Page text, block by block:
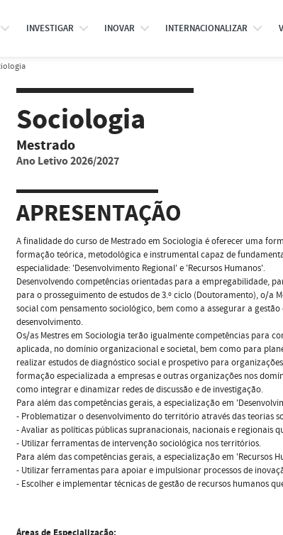
INVESTIGAR INOVAR INTERNACIONALIZAR
Sociologia
Mestrado
Ano Letivo 2026/2027
APRESENTAÇÃO
A finalidade do curso de Mestrado em Sociologia é oferecer uma
formação teórica, metodológica e instrumental capaz de
especialidade: 'Desenvolvimento Regional' e 'Recursos Humanos'.
Desenvolvendo competências orientadas para a empregabilidade,
para o prosseguimento de estudos de 3.º ciclo (Doutoramento), o/
social com pensamento sociológico, bem como a assegurar a
desenvolvimento.
Os/as Mestres em Sociologia terão igualmente competências para
aplicada, no domínio organizacional e societal, bem como para
realizar estudos de diagnóstico social e prospetivo para
formação especializada a empresas e outras organizações nos
como integrar e dinamizar redes de discussão e de investigação.
Para além das competências gerais, a especialização em
- Problematizar o desenvolvimento do território através das teorias
- Avaliar as políticas públicas supranacionais, nacionais e regionais
- Utilizar ferramentas de intervenção sociológica nos territórios.
Para além das competências gerais, a especialização em 'Recursos
- Utilizar ferramentas para apoiar e impulsionar processos de
- Escolher e implementar técnicas de gestão de recursos humanos